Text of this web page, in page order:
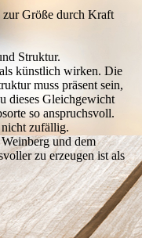
zur Größe durch Kraft
Struktur.
künstlich wirken. Die
muss präsent sein,
dieses Gleichgewicht
so anspruchsvoll.
nicht zufällig.
und dem
zu erzeugen ist als